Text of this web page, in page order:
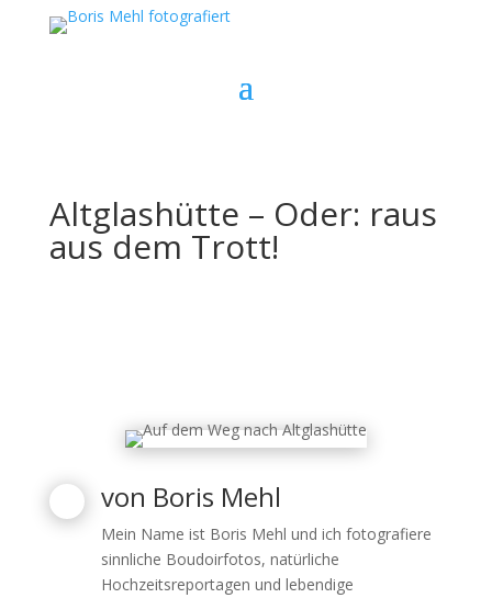
Altglashütte – Oder: raus
aus dem Trott!
von Boris Mehl
Mein Name ist Boris Mehl und ich fotografiere
sinnliche Boudoirfotos, natürliche
Hochzeitsreportagen und lebendige